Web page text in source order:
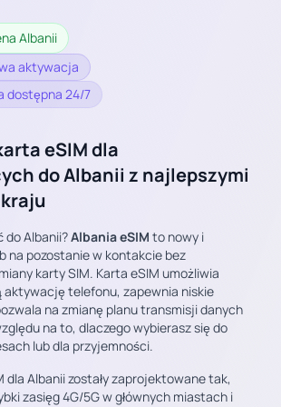
Albanii
aktywacja
dostępna 24/7
eSIM dla
do Albanii z najlepszymi
do Albanii?Albania eSIM to nowy i
na pozostanie w kontakcie bez
karty SIM. Karta eSIM umożliwia
telefonu, zapewnia niskie
na zmianę planu transmisji danych
na to, dlaczego wybierasz się do
lub dla przyjemności.
dla Albanii zostały zaprojektowane tak,
zasięg 4G/5G w głównych miastach i